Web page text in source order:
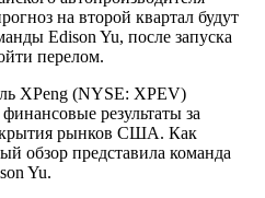
на второй квартал будут
Edison Yu, после запуска
перелом.
XPeng (NYSE: XPEV)
результаты за
рынков США. Как
обзор представила команда
Yu.